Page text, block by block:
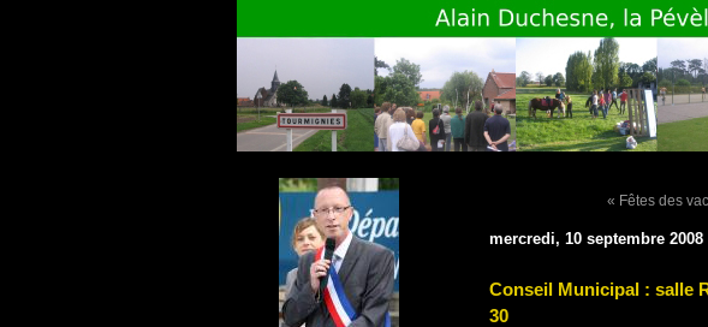
« Fêtes des
mercredi, 10 septembre 2008
Conseil Municipal : salle
30